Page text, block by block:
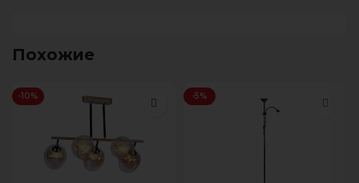
Похожие
-10% -5%